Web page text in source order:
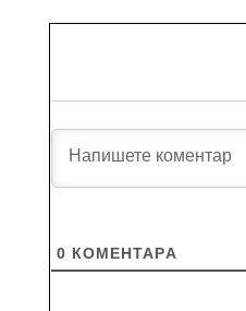
0 КОМЕНТАРA